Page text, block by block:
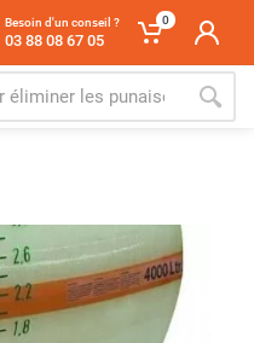
Besoin d'un conseil ?
03 88 08 67 05
0